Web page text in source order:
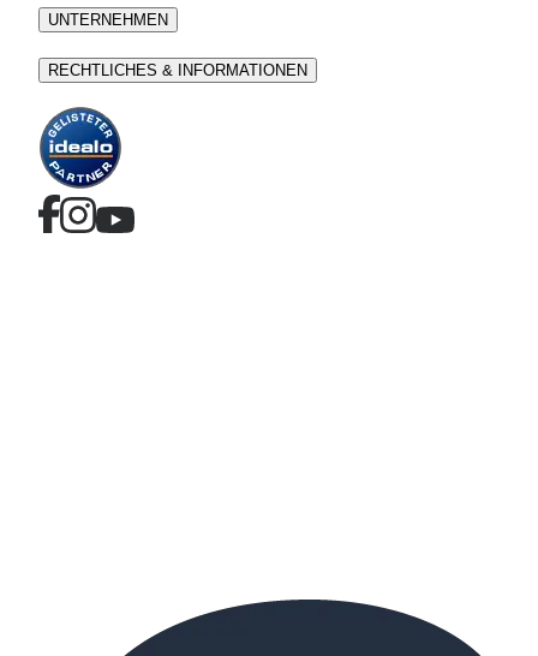
UNTERNEHMEN
RECHTLICHES & INFORMATIONEN